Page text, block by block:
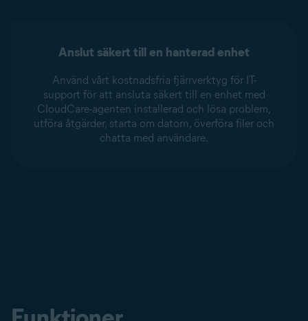
Anslut säkert till en hanterad enhet
Använd vårt kostnadsfria fjärrverktyg för IT-
support för att ansluta säkert till en enhet med
CloudCare-agenten installerad och lösa problem,
utföra åtgärder, starta om datorn, överföra filer och
chatta med användare.